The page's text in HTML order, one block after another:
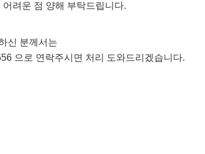
려운 점 양해 부탁드립니다.
신 분께서는
으로 연락주시면 처리 도와드리겠습니다.